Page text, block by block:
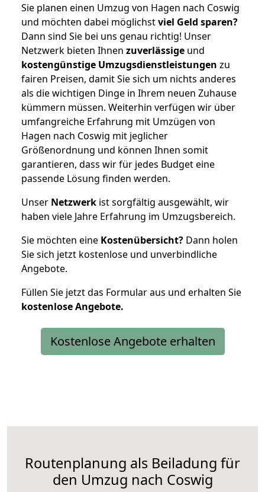
Sie planen einen Umzug von Hagen nach Coswig
und möchten dabei möglichstviel Geld sparen?
Dann sind Sie bei uns genau richtig! Unser
Netzwerk bieten Ihnen zuverlässige und
kostengünstige Umzugsdienstleistungen zu
fairen Preisen, damit Sie sich um nichts anderes
als die wichtigen Dinge in Ihrem neuen Zuhause
kümmern müssen. Weiterhin verfügen wir über
umfangreiche Erfahrung mit Umzügen von
Hagen nach Coswig mit jeglicher
Größenordnung und können Ihnen somit
garantieren, dass wir für jedes Budget eine
passende Lösung finden werden.
Unser Netzwerk ist sorgfältig ausgewählt, wir
haben viele Jahre Erfahrung im Umzugsbereich.
Sie möchten eine Kostenübersicht? Dann holen
Sie sich jetzt kostenlose und unverbindliche
Angebote.
Füllen Sie jetzt das Formular aus und erhalten Sie
kostenloseAngebote.
Kostenlose Angebote erhalten
Routenplanung als Beiladung für
den Umzug nach Coswig